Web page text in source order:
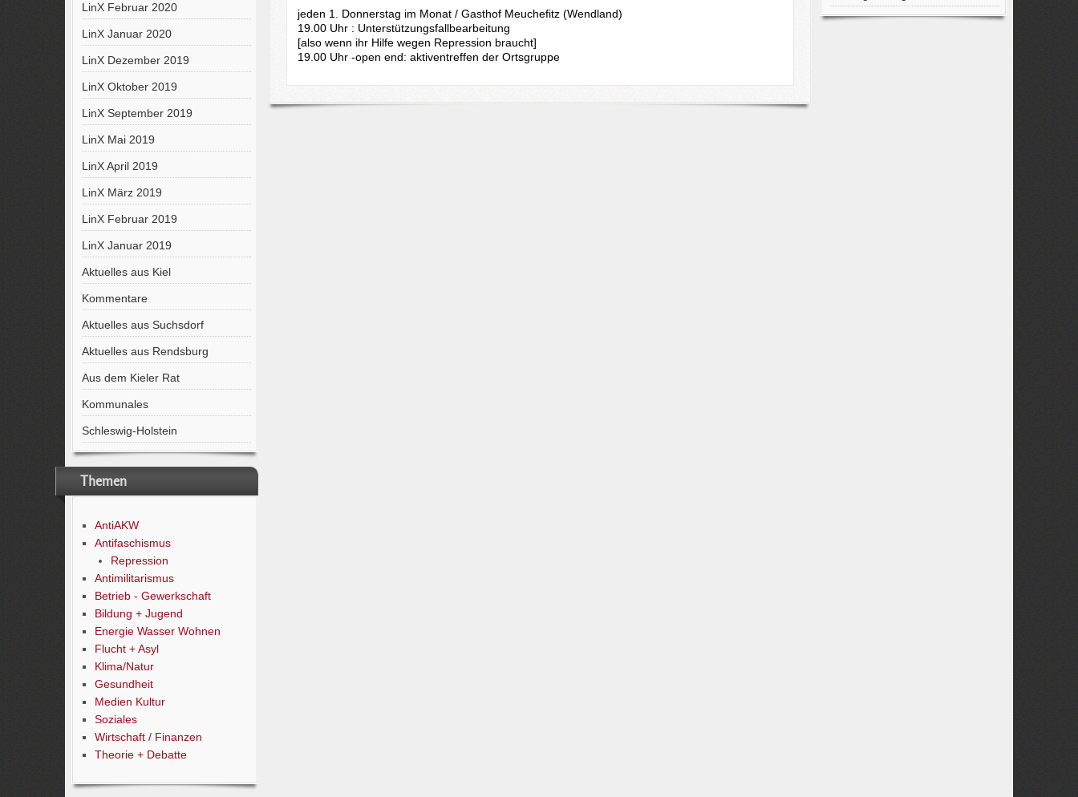
LinX Februar 2020
LinX Januar 2020
LinX Dezember 2019
LinX Oktober 2019
LinX September 2019
LinX Mai 2019
LinX April 2019
LinX März 2019
LinX Februar 2019
LinX Januar 2019
Aktuelles aus Kiel
Kommentare
Aktuelles aus Suchsdorf
Aktuelles aus Rendsburg
Aus dem Kieler Rat
Kommunales
Schleswig-Holstein
Themen
AntiAKW
Antifaschismus
Repression
Antimilitarismus
Betrieb - Gewerkschaft
Bildung + Jugend
Energie Wasser Wohnen
Flucht + Asyl
Klima/Natur
Gesundheit
Medien Kultur
Soziales
Wirtschaft / Finanzen
Theorie + Debatte
jeden 1. Donnerstag im Monat / Gasthof Meuchefitz (Wendland)
19.00 Uhr : Un­ter­stüt­zungs­fall­be­ar­bei­tung
[also wenn ihr Hilfe wegen Re­pres­sio­n braucht]
19.00 Uhr -open end: ak­tiv­en­tref­fen der Ortsgruppe